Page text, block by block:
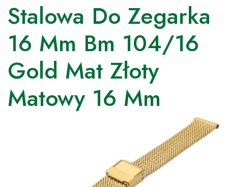
Stalowa Do Zegarka
16 Mm Bm 104/16
Gold Mat Złoty
Matowy 16 Mm